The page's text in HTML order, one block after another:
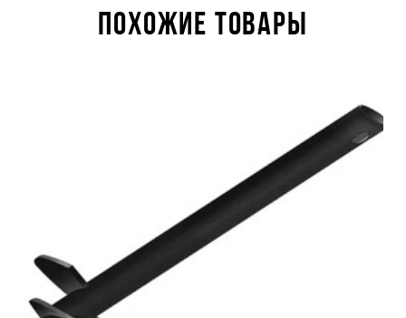
ПОХОЖИЕ ТОВАРЫ